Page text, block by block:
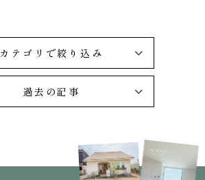
カテゴリで絞り込み
過去の記事